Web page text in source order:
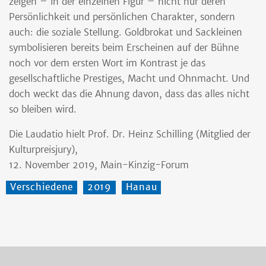
Persönlichkeit und persönlichen Charakter, sondern
auch: die soziale Stellung. Goldbrokat und Sackleinen
symbolisieren bereits beim Erscheinen auf der Bühne
noch vor dem ersten Wort im Kontrast je das
gesellschaftliche Prestiges, Macht und Ohnmacht. Und
doch weckt das die Ahnung davon, dass das alles nicht
so bleiben wird.
Die Laudatio hielt Prof. Dr. Heinz Schilling (Mitglied der
Kulturpreisjury),
12. November 2019, Main-Kinzig-Forum
Verschiedene
2019 Hanau